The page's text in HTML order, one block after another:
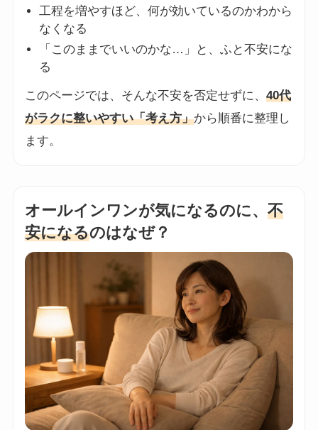
工程を増やすほど、何が効いているのかわから
なくなる
「このままでいいのかな…」と、ふと不安にな
る
このページでは、そんな不安を否定せずに、 40代
がラクに整いやすい「考え方」から順番に整理し
ます。
オールインワンが気になるのに、 不
安になるのはなぜ？